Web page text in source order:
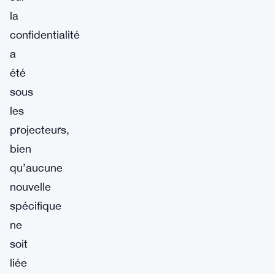
la
confidentialité
a
été
sous
les
projecteurs,
bien
qu’aucune
nouvelle
spécifique
ne
soit
liée